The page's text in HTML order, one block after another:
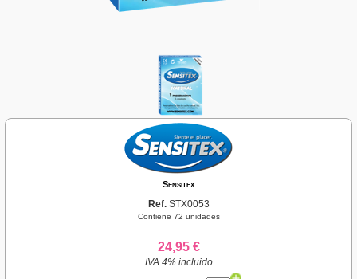
Sensitex
Ref. STX0053
Contiene 72 unidades
24,95 €
IVA 4% incluido